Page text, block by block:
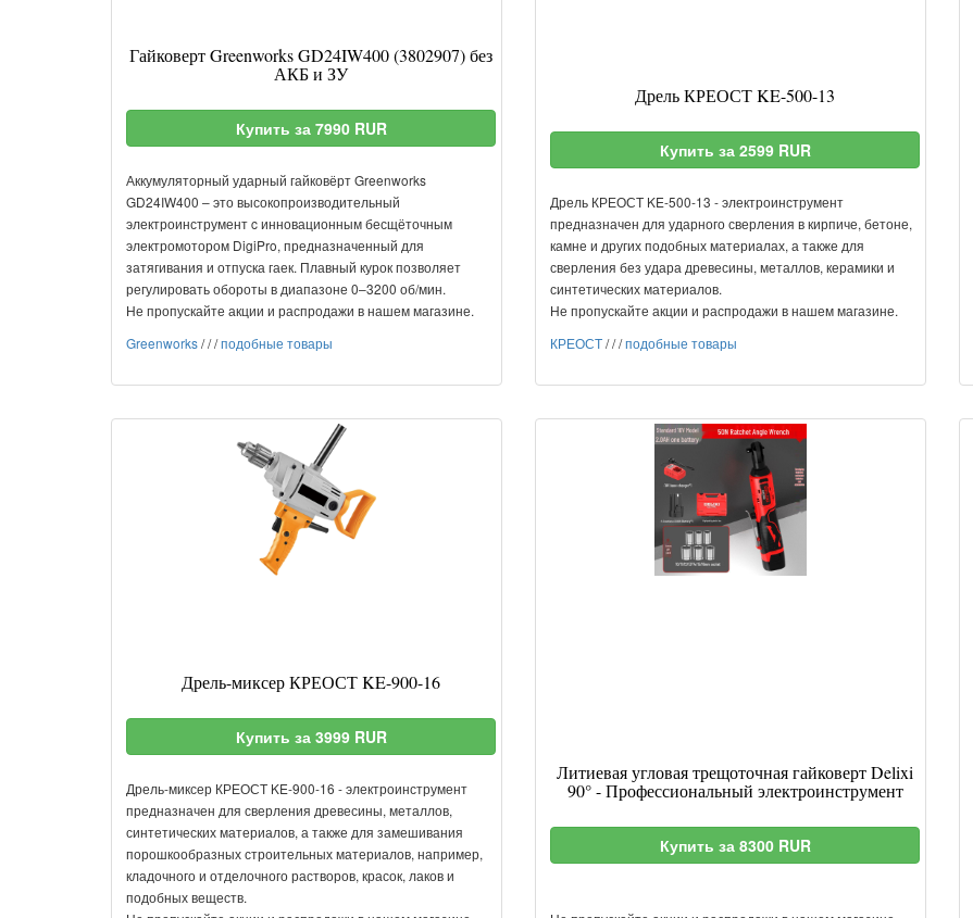
Гайковерт Greenworks GD24IW400 (3802907) без
АКБ и ЗУ
Купить за 7990 RUR
Аккумуляторный ударный гайковёрт Greenworks
GD24IW400 – это высокопроизводительный
электроинструмент c инновационным бесщёточным
электромотором DigiPro, предназначенный для
затягивания и отпуска гаек. Плавный курок позволяет
регулировать обороты в диапазоне 0–3200 об/мин.
Не пропускайте акции и распродажи в нашем магазине.
Greenworks///подобные товары
Дрель КРЕОСТ KE-500-13
Купить за 2599 RUR
Дрель КРЕОСТ KE-500-13 - электроинструмент
предназначен для ударного сверления в кирпиче, бетоне,
камне и других подобных материалах, а также для
сверления без удара древесины, металлов, керамики и
синтетических материалов.
Не пропускайте акции и распродажи в нашем магазине.
КРЕОСТ///подобные товары
Дрель-миксер КРЕОСТ KE-900-16
Купить за 3999 RUR
Дрель-миксер КРЕОСТ KE-900-16 - электроинструмент
предназначен для сверления древесины, металлов,
синтетических материалов, а также для замешивания
порошкообразных строительных материалов, например,
кладочного и отделочного растворов, красок, лаков и
подобных веществ.
Литиевая угловая трещоточная гайковерт Delixi
90° - Профессиональный электроинструмент
Купить за 8300 RUR